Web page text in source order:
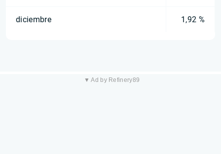
diciembre 1,92 %
▼ Ad by Refinery89